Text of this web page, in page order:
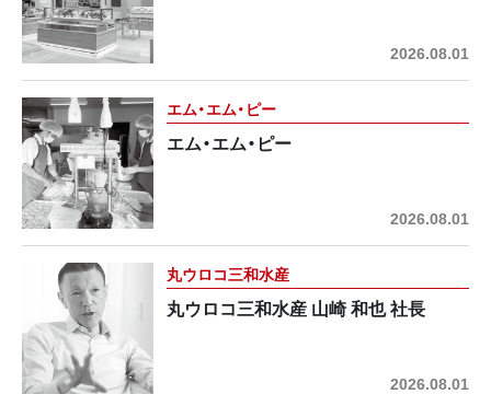
2026.08.01
エム・エム・ピー
エム・エム・ピー
2026.08.01
丸ウロコ三和水産
丸ウロコ三和水産 山崎 和也 社長
2026.08.01